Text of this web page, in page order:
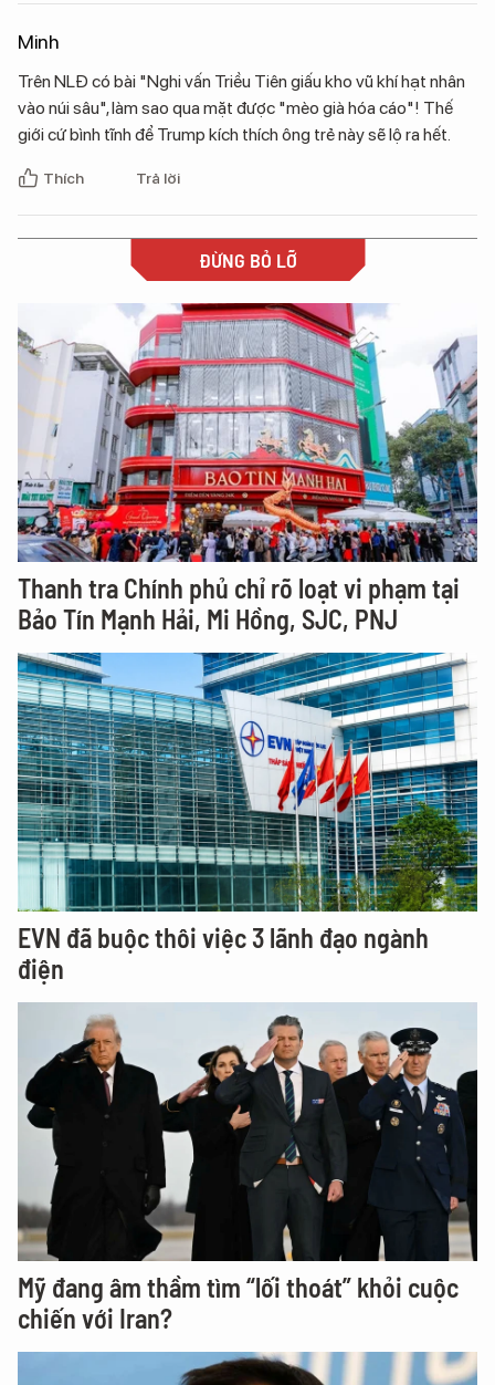
Minh
Trên NLĐ có bài "Nghi vấn Triều Tiên giấu kho vũ khí hạt nhân
vào núi sâu", làm sao qua mặt được "mèo già hóa cáo"! Thế
giới cứ bình tĩnh để Trump kích thích ông trẻ này sẽ lộ ra hết.
Thích Trả lời
ĐỪNG BỎ LỠ
Thanh tra Chính phủ chỉ rõ loạt vi phạm tại
Bảo Tín Mạnh Hải, Mi Hồng, SJC, PNJ
EVN đã buộc thôi việc 3 lãnh đạo ngành
điện
Mỹ đang âm thầm tìm “lối thoát” khỏi cuộc
chiến với Iran?